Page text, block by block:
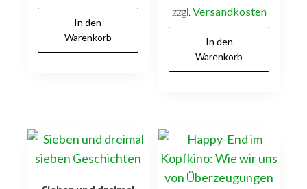
In den
Warenkorb
zzgl. Versandkosten
In den
Warenkorb